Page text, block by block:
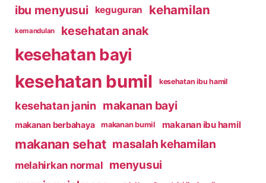
ibu menyusui keguguran kehamilan
kemandulan kesehatan anak
kesehatan bayi
kesehatan bumil kesehatan ibu hamil
kesehatan janin makanan bayi
makanan berbahaya makanan bumil makanan ibu hamil
makanan sehat masalah kehamilan
melahirkan normal menyusui